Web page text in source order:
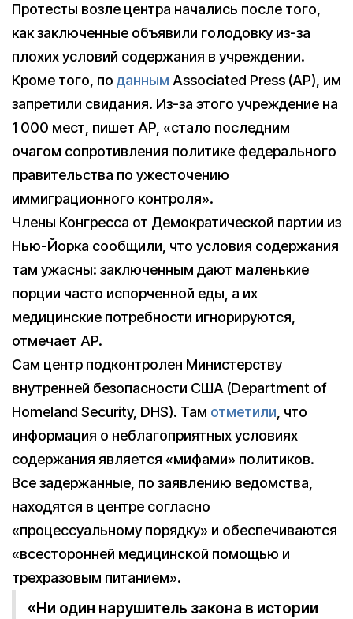
Протесты возле центра начались после того,
как заключенные объявили голодовку из-за
плохих условий содержания в учреждении.
Кроме того, по данным Associated Press (AP), им
запретили свидания. Из-за этого учреждение на
1 000 мест, пишет AP, «стало последним
очагом сопротивления политике федерального
правительства по ужесточению
иммиграционного контроля».
Члены Конгресса от Демократической партии из
Нью-Йорка сообщили, что условия содержания
там ужасны: заключенным дают маленькие
порции часто испорченной еды, а их
медицинские потребности игнорируются,
отмечает AP.
Сам центр подконтролен Министерству
внутренней безопасности США (Department of
Homeland Security, DHS). Там отметили, что
информация о неблагоприятных условиях
содержания является «мифами» политиков.
Все задержанные, по заявлению ведомства,
находятся в центре согласно
«процессуальному порядку» и обеспечиваются
«всесторонней медицинской помощью и
трехразовым питанием».
«Ни один нарушитель закона в истории